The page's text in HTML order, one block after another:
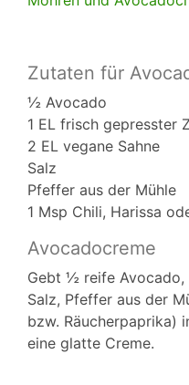
Zutaten für
½ Avocado
1 EL frisch gepresster
2 EL vegane Sahne
Salz
Pfeffer aus der Mühle
1 Msp Chili, Harissa
Avocadocreme
Gebt ½ reife Avocado,
Salz, Pfeffer aus der
bzw. Räucherpaprika)
eine glatte Creme.